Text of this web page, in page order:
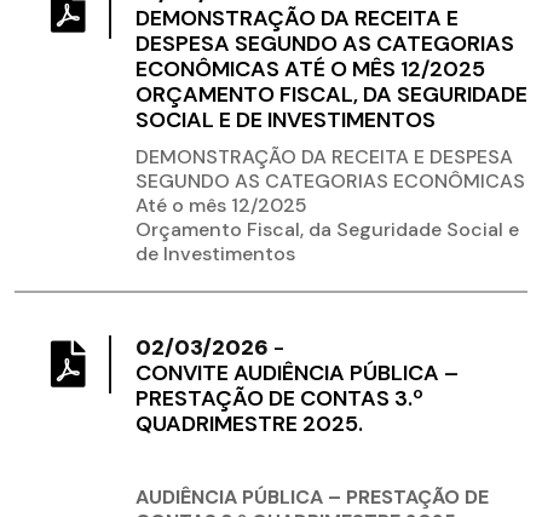
DEMONSTRAÇÃO DA RECEITA E
DESPESA SEGUNDO AS CATEGORIAS
ECONÔMICAS ATÉ O MÊS 12/2025
ORÇAMENTO FISCAL, DA SEGURIDADE
SOCIAL E DE INVESTIMENTOS
DEMONSTRAÇÃO DA RECEITA E DESPESA
SEGUNDO AS CATEGORIAS ECONÔMICAS
Até o mês 12/2025
Orçamento Fiscal, da Seguridade Social e
de Investimentos
02/03/2026 -
CONVITE AUDIÊNCIA PÚBLICA –
PRESTAÇÃO DE CONTAS 3.º
QUADRIMESTRE 2025.
AUDIÊNCIA PÚBLICA – PRESTAÇÃO DE